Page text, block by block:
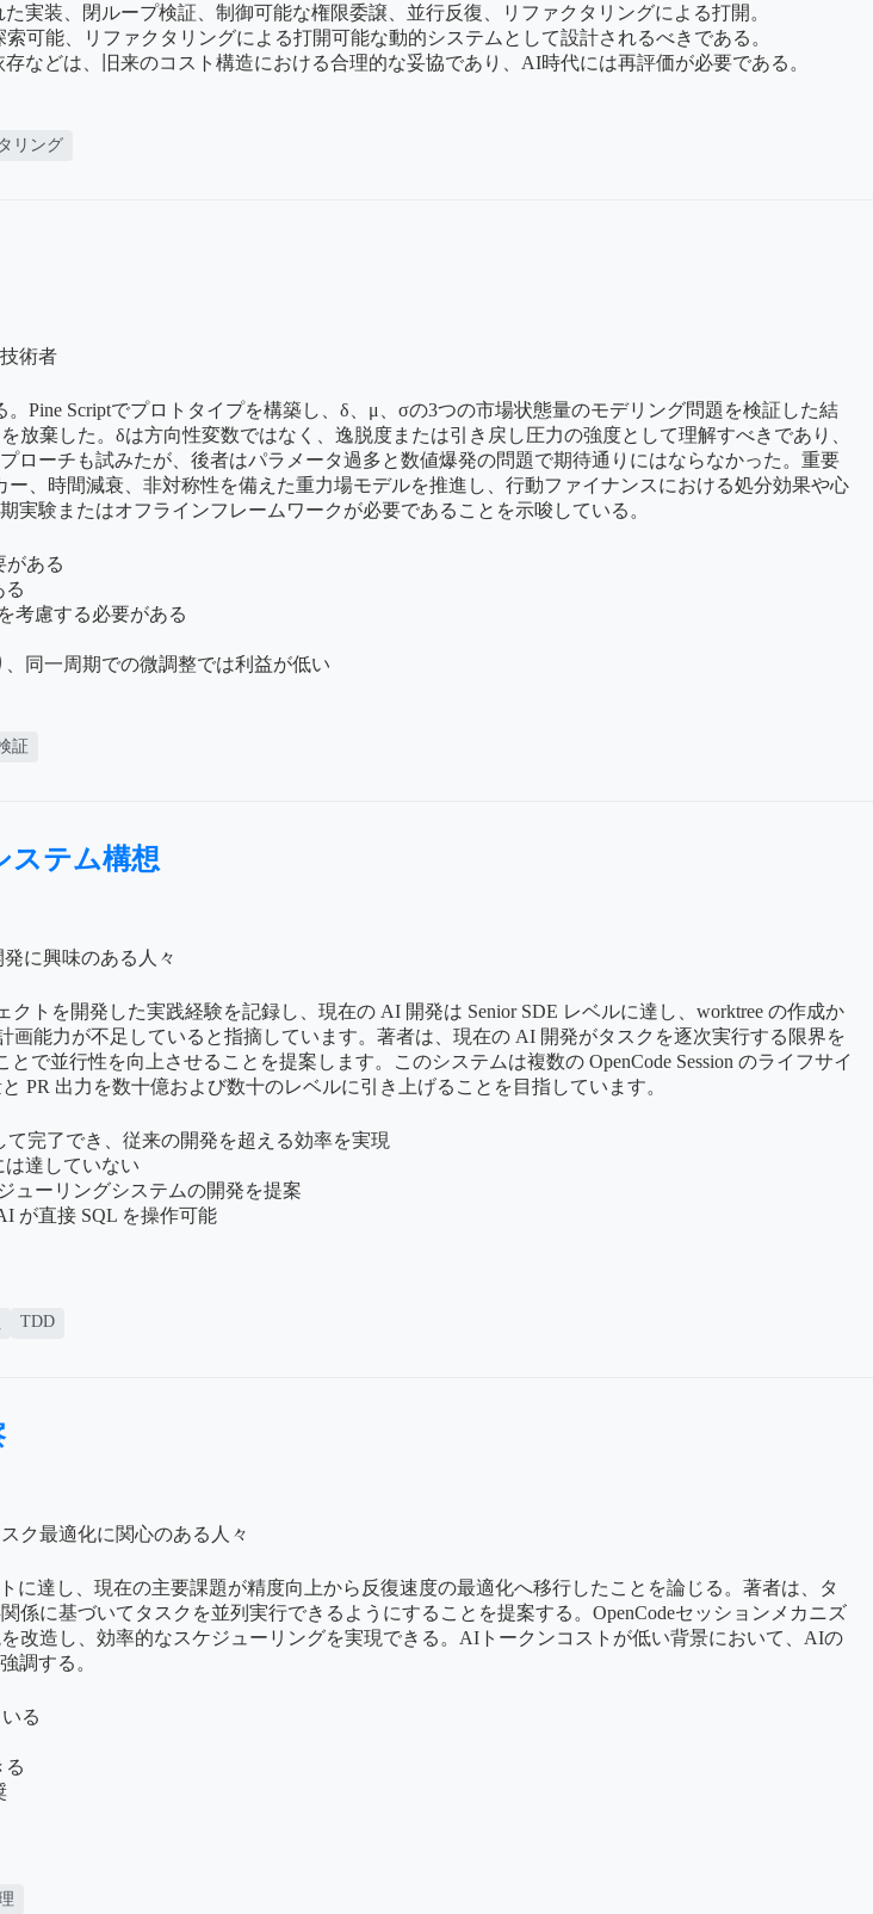
実装、閉ループ検証、制御可能な権限委譲、並行反復、リファクタリングによる打開。
可能、リファクタリングによる打開可能な動的システムとして設計されるべきである。
などは、旧来のコスト構造における合理的な妥協であり、AI時代には再評価が必要である。
リング
術者
Pine Scriptでプロトタイプを構築し、δ、μ、σの3つの市場状態量のモデリング問題を検証した結
棄した。δは方向性変数ではなく、逸脱度または引き戻し圧力の強度として理解すべきであり、
ーチも試みたが、後者はパラメータ過多と数値爆発の問題で期待通りにはならなかった。重要
、時間減衰、非対称性を備えた重力場モデルを推進し、行動ファイナンスにおける処分効果や心
験またはオフラインフレームワークが必要であることを示唆している。
がある
る
考慮する必要がある
同一周期での微調整では利益が低い
証
ステム構想
に興味のある人々
クトを開発した実践経験を記録し、現在の AI 開発は Senior SDE レベルに達し、worktree の作成か
能力が不足していると指摘しています。著者は、現在の AI 開発がタスクを逐次実行する限界を
で並行性を向上させることを提案します。このシステムは複数の OpenCode Session のライフサイ
PR 出力を数十億および数十のレベルに引き上げることを目指しています。
て完了でき、従来の開発を超える効率を実現
は達していない
ューリングシステムの開発を提案
が直接 SQL を操作可能
TDD
ク最適化に関心のある人々
に達し、現在の主要課題が精度向上から反復速度の最適化へ移行したことを論じる。著者は、タ
に基づいてタスクを並列実行できるようにすることを提案する。OpenCodeセッションメカニズ
改造し、効率的なスケジューリングを実現できる。AIトークンコストが低い背景において、AIの
調する。
る
る